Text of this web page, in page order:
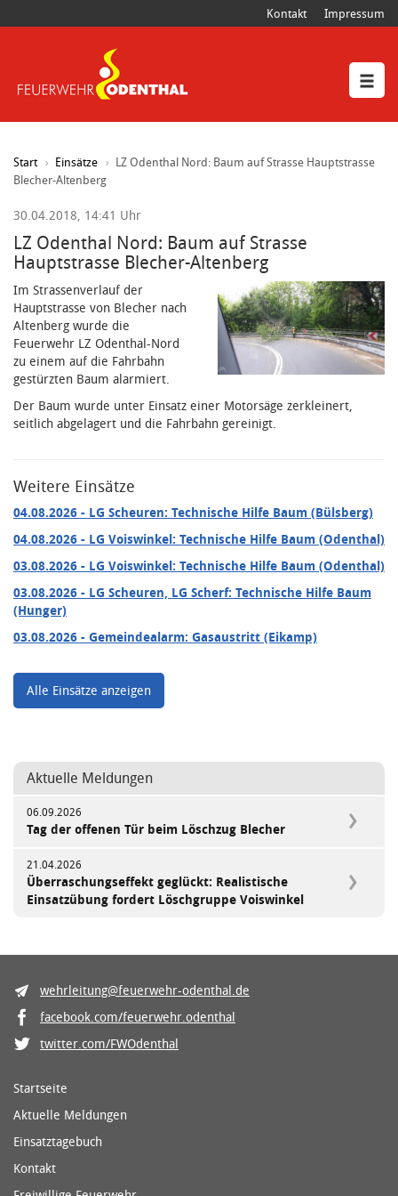
Kontakt Impressum
Start Einsätze
LZ Odenthal Nord: Baum auf Strasse Hauptstrasse
Blecher-Altenberg
30.04.2018, 14:41 Uhr
LZ Odenthal Nord: Baum auf Strasse
Hauptstrasse Blecher-Altenberg
Im Strassenverlauf der
Hauptstrasse von Blecher nach
Altenberg wurde die
Feuerwehr LZ Odenthal-Nord
zu einem auf die Fahrbahn
gestürzten Baum alarmiert.
Der Baum wurde unter Einsatz einer Motorsäge zerkleinert,
seitlich abgelagert und die Fahrbahn gereinigt.
Weitere Einsätze
04.08.2026 - LG Scheuren: Technische Hilfe Baum (Bülsberg)
04.08.2026 - LG Voiswinkel: Technische Hilfe Baum (Odenthal)
03.08.2026 - LG Voiswinkel: Technische Hilfe Baum (Odenthal)
03.08.2026 - LG Scheuren, LG Scherf: Technische Hilfe Baum
(Hunger)
03.08.2026 - Gemeindealarm: Gasaustritt (Eikamp)
Alle Einsätze anzeigen
Aktuelle Meldungen
06.09.2026
Tag der offenen Tür beim Löschzug Blecher
21.04.2026
Überraschungseffekt geglückt: Realistische
Einsatzübung fordert Löschgruppe Voiswinkel
wehrleitung@feuerwehr-odenthal.de
facebook.com/feuerwehr.odenthal
twitter.com/FWOdenthal
Startseite
Aktuelle Meldungen
Einsatztagebuch
Kontakt